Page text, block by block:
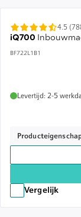
iQ700
BF722L1B1
4.5
Levertijd: 2-5
Vergelijk